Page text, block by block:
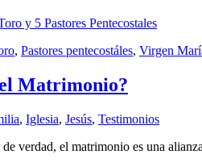
y 5 Pastores Pentecostales
, Pastores pentecostáles, Virgen
Matrimonio?
, Iglesia, Jesús, Testimonios
verdad, el matrimonio es una